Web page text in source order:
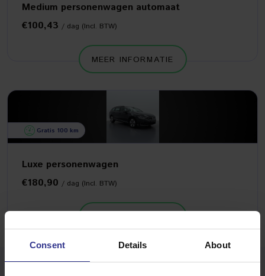
Consent Details About
Medium personenwagen automaat
€100,43 / dag (Incl. BTW)
MEER INFORMATIE
Gratis 100 km
Luxe personenwagen
€180,90 / dag (Incl. BTW)